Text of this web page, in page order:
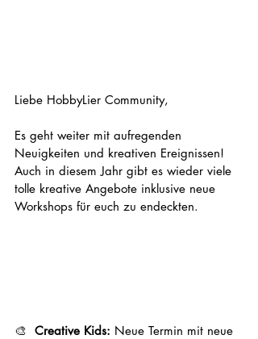
Liebe HobbyLier Community,
Es geht weiter mit aufregenden
Neuigkeiten und kreativen Ereignissen!
Auch in diesem Jahr gibt es wieder viele
tolle kreative Angebote inklusive neue
Workshops für euch zu endeckten.
🎨 Creative Kids: Neue Termin mit neue